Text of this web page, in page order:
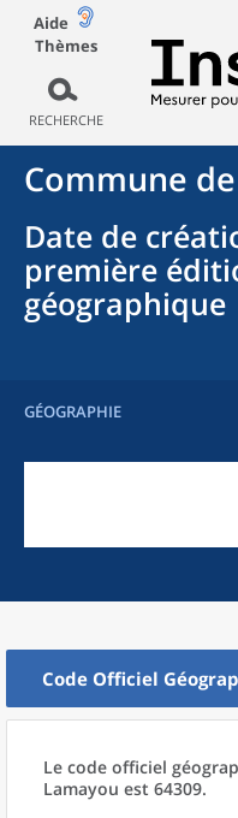
Aide
Thèmes
RECHERCHE
Commune de
Date de
première
géographique
GÉOGRAPHIE
Code Officiel
Le code officiel
Lamayou est 64309.